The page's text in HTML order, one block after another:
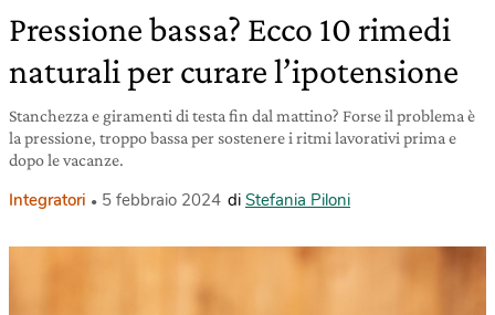
Pressione bassa? Ecco 10 rimedi
naturali per curare l’ipotensione
Stanchezza e giramenti di testa fin dal mattino? Forse il problema è
la pressione, troppo bassa per sostenere i ritmi lavorativi prima e
dopo le vacanze.
Integratori 5 febbraio 2024 di Stefania Piloni